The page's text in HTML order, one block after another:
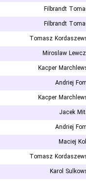
Filbrandt
Filbrandt
Tomasz
Miroslaw
Kacper
Andriej
Kacper
Jacek
Andriej
Maciej
Tomasz
Karol